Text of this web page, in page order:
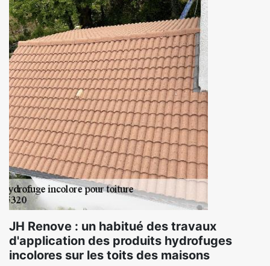
JH Renove : un habitué des travaux
d'application des produits hydrofuges
incolores sur les toits des maisons